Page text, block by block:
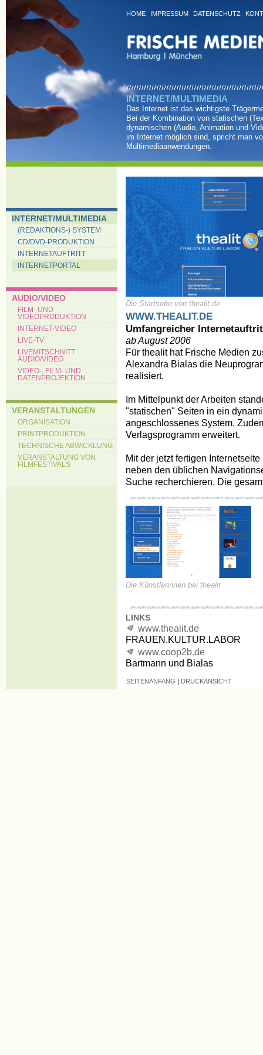
HOME IMPRESSUM DATENSCHUTZ
INTERNET/MULTIMEDIA
Das Internet ist das wichtigste
Bei der Kombination von statischen
dynamischen (Audio, Animation und
im Internet möglich sind, spricht man
Multimediaanwendungen.
INTERNET/MULTIMEDIA
(REDAKTIONS-) SYSTEM
CD/DVD-PRODUKTION
INTERNETAUFTRITT
INTERNETPORTAL
AUDIO/VIDEO
FILM- UND
VIDEOPRODUKTION
INTERNET-VIDEO
LIVE-TV
LIVEMITSCHNITT
AUDIO/VIDEO
VIDEO-, FILM- UND
DATENPROJEKTION
VERANSTALTUNGEN
ORGANISATION
PRINTPRODUKTION
TECHNISCHE ABWICKLUNG
VERANSTALTUNG VON
FILMFESTIVALS
Die Startseite von thealit.de
WWW.THEALIT.DE
Umfangreicher
ab August 2006
Für thealit hat Frische Medien
Alexandra Bialas die
realisiert.
Im Mittelpunkt der Arbeiten
"statischen" Seiten in ein
angeschlossenes System.
Verlagsprogramm erweitert.
Mit der jetzt fertigen
neben den üblichen
Suche recherchieren. Die
Die Künstlerinnen bei thealit
LINKS
www.thealit.de
FRAUEN.KULTUR.LABOR
www.coop2b.de
Bartmann und Bialas
SEITENANFANG DRUCKANSICHT